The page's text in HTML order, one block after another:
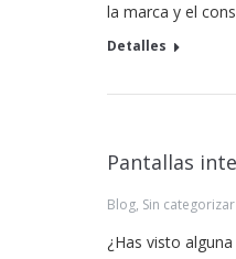
la marca y el
Detalles
Pantallas
Blog, Sin categorizar
¿Has visto